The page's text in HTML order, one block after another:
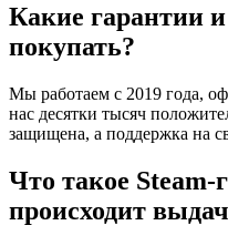
Какие гарантии и
покупать?
Мы работаем с 2019 года,
нас десятки тысяч
защищена, а поддержка на
Что такое Steam-
происходит